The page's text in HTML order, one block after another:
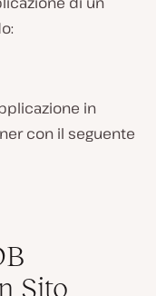
in
con il seguente
Sito